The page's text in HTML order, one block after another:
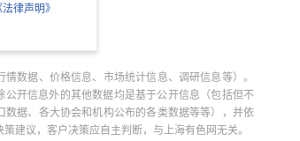
法律声明》
数据、价格信息、市场统计信息、调研信息等）。
开信息外的其他数据均是基于公开信息（包括但不
据、各大协会和机构公布的各类数据等等），并依
建议，客户决策应自主判断，与上海有色网无关。